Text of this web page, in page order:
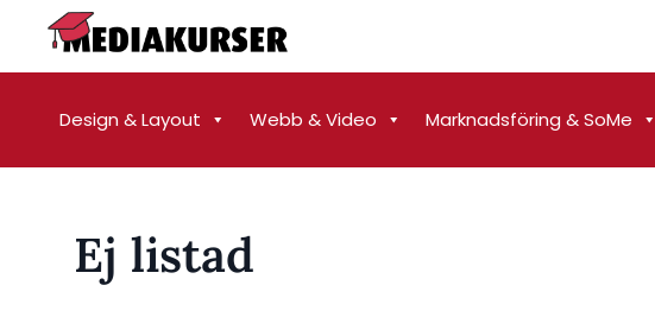
Design & Layout Webb & Video Marknadsföring & SoMe
Ej listad